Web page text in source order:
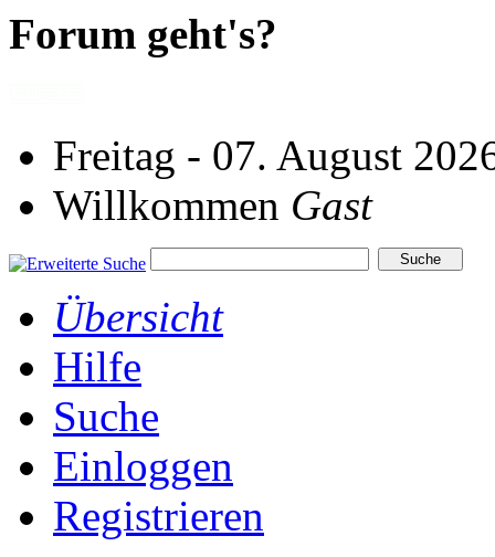
Forum geht's?
Freitag - 07. August
Willkommen Gast
Übersicht
Hilfe
Suche
Einloggen
Registrieren